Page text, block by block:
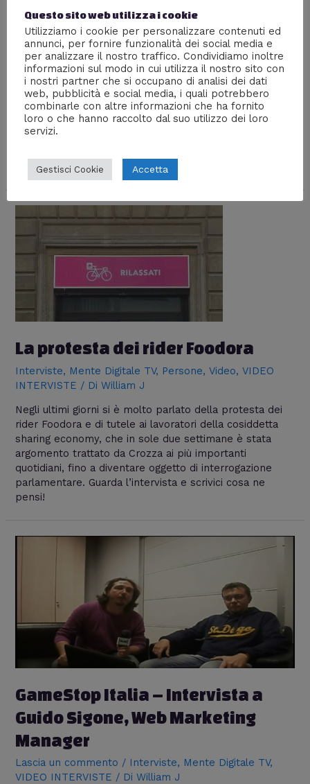
Pino Scotto: intervista e
Classifica di Popolarità 2016
Interviste,Mente Digitale ,Mente Digitale TV,Video,
VIDEO INTERVISTE/ DiWilliam J
Qualche giorno fa ho fatto una lunga chiacchierata al
telefono con Pino Scotto, ha commentato la Classifica
di Popolarità del 2016 (Vasco, Bocelli, Jovanotti, i Modà,
Tiziano Ferro, Laura Pausini, Emma Marrone,
ha risposto senza filtro alle vostre domande!
La protesta dei rider Foodora
Interviste, Mente Digitale TV, Persone,Video,VIDEO
INTERVISTE / DiWilliam J
Negli ultimi giorni si è molto parlato della protesta dei
rider Foodora e di tutele ai lavoratori della cosiddetta
sharing economy, che in sole due settimane è stata
argomento trattato da Crozza ai più importanti
quotidiani, fino a diventare oggetto di interrogazione
parlamentare. Guarda l’intervista e scrivici cosa ne
pensi!
GameStop Italia – Intervista a
Guido Sigone, Web Marketing
Manager
Lascia un commento / Interviste, Mente Digitale TV,
VIDEO INTERVISTE / DiWilliam J
Questo sito web utilizza i cookie
Utilizziamo i cookie per personalizzare contenuti ed
annunci, per fornire funzionalità dei social media e
per analizzare il nostro traffico. Condividiamo inoltre
informazioni sul modo in cui utilizza il nostro sito con
i nostri partner che si occupano di analisi dei dati
web, pubblicità e social media, i quali potrebbero
combinarle con altre informazioni che ha fornito
loro o che hanno raccolto dal suo utilizzo dei loro
servizi.
Gestisci Cookie Accetta